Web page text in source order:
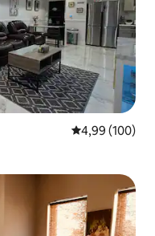
4,99 de uma
4,99 (100)